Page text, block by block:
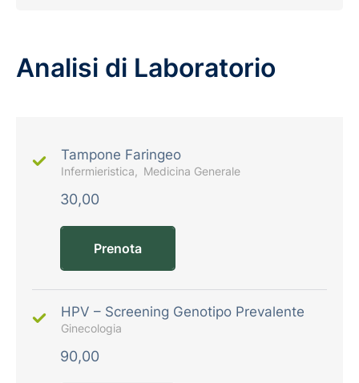
Analisi di Laboratorio
Tampone Faringeo
Infermieristica Medicina Generale
30,00
Prenota
HPV – Screening Genotipo Prevalente
Ginecologia
90,00